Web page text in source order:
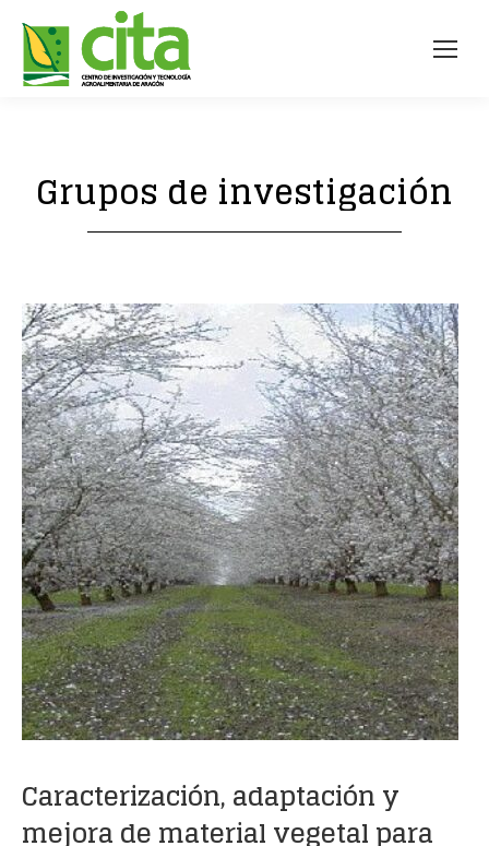
Grupos de investigación
Caracterización, adaptación y
mejora de material vegetal para